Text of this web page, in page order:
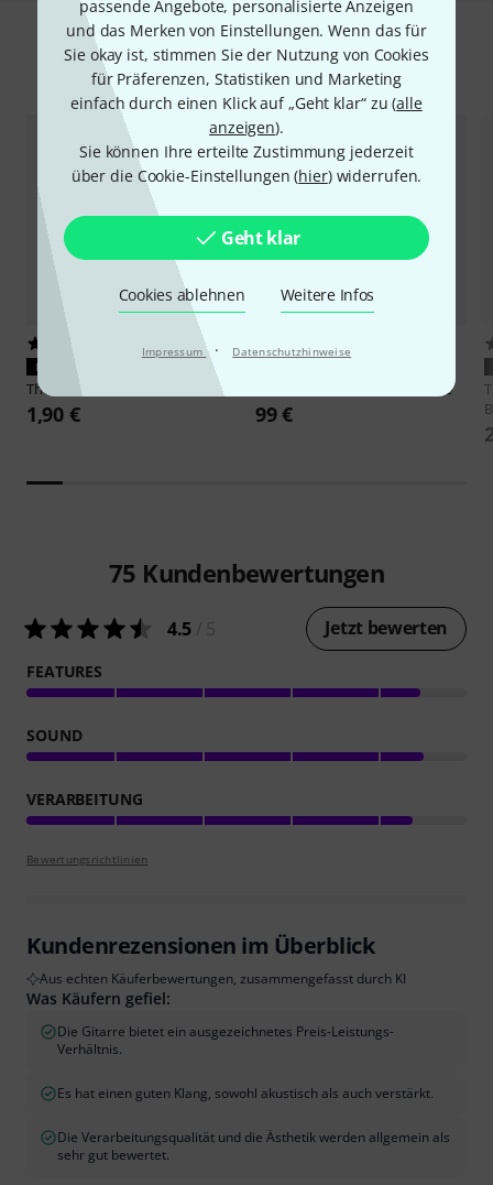
passende Angebote, personalisierte Anzeigen
und das Merken von Einstellungen. Wenn das für
Sie okay ist, stimmen Sie der Nutzung von Cookies
für Präferenzen, Statistiken und Marketing
einfach durch einen Klick auf „Geht klar“ zu (alle
anzeigen).
Sie können Ihre erteilte Zustimmung jederzeit
über die Cookie-Einstellungen (hier) widerrufen.
Geht klar
Cookies ablehnen Weitere Infos
Impressum · Datenschutzhinweise
Zubehör & passende Artikel
PASST GARANTIERT
Thomann
1,90 €
Western Guitar Case
99 €
75 Kundenbewertungen
4.5 Jetzt bewerten
FEATURES
SOUND
VERARBEITUNG
Bewertungsrichtlinien
Kundenrezensionen im Überblick
Aus echten Käuferbewertungen, zusammengefasst durch KI
Was Käufern gefiel:
Die Gitarre bietet ein ausgezeichnetes Preis-Leistungs-
Verhältnis.
Es hat einen guten Klang, sowohl akustisch als auch verstärkt.
Die Verarbeitungsqualität und die Ästhetik werden allgemein als
sehr gut bewertet.